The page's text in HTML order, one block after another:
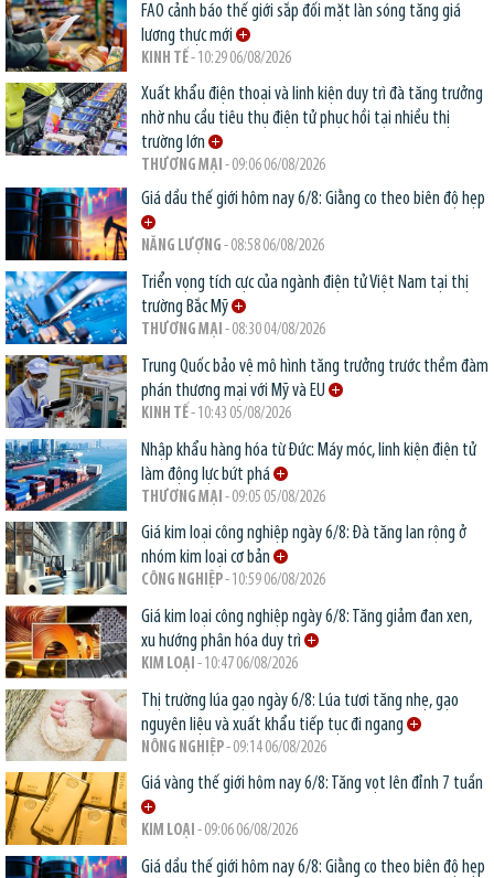
FAO cảnh báo thế giới sắp đối mặt làn sóng tăng giá
lương thực mới
KINH TẾ- 10:29 06/08/2026
Xuất khẩu điện thoại và linh kiện duy trì đà tăng trưởng
nhờ nhu cầu tiêu thụ điện tử phục hồi tại nhiều thị
trường lớn
THƯƠNG MẠI - 09:06 06/08/2026
Giá dầu thế giới hôm nay 6/8: Giằng co theo biên độ hẹp
NĂNG LƯỢNG - 08:58 06/08/2026
Triển vọng tích cực của ngành điện tử Việt Nam tại thị
trường Bắc Mỹ
THƯƠNG MẠI - 08:30 04/08/2026
Trung Quốc bảo vệ mô hình tăng trưởng trước thềm đàm
phán thương mại với Mỹ và EU
KINH TẾ- 10:43 05/08/2026
Nhập khẩu hàng hóa từ Đức: Máy móc, linh kiện điện tử
làm động lực bứt phá
THƯƠNG MẠI - 09:05 05/08/2026
Giá kim loại công nghiệp ngày 6/8: Đà tăng lan rộng ở
nhóm kim loại cơ bản
CÔNG NGHIỆP- 10:59 06/08/2026
Giá kim loại công nghiệp ngày 6/8: Tăng giảm đan xen,
xu hướng phân hóa duy trì
KIM LOẠI - 10:47 06/08/2026
Thị trường lúa gạo ngày 6/8: Lúa tươi tăng nhẹ, gạo
nguyên liệu và xuất khẩu tiếp tục đi ngang
NÔNG NGHIỆP- 09:14 06/08/2026
Giá vàng thế giới hôm nay 6/8: Tăng vọt lên đỉnh 7 tuần
KIM LOẠI - 09:06 06/08/2026
Giá dầu thế giới hôm nay 6/8: Giằng co theo biên độ hẹp